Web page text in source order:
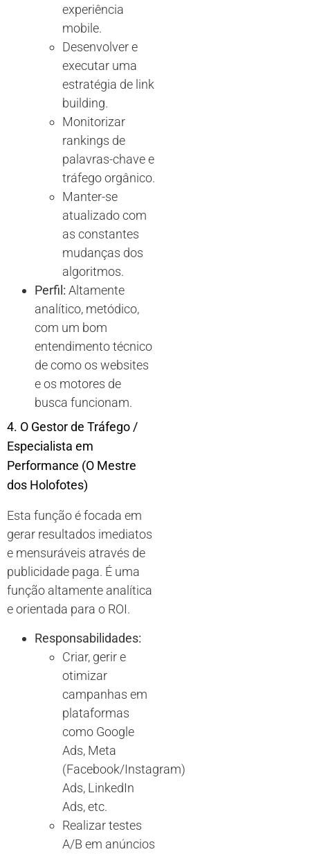
experiência
mobile.
Desenvolver e
executar uma
estratégia de link
building.
Monitorizar
rankings de
palavras-chave e
tráfego orgânico.
Manter-se
atualizado com
as constantes
mudanças dos
algoritmos.
Perfil: Altamente
analítico, metódico,
com um bom
entendimento técnico
de como os websites
e os motores de
busca funcionam.
4. O Gestor de Tráfego /
Especialista em
Performance (O Mestre
dos Holofotes)
Esta função é focada em
gerar resultados imediatos
e mensuráveis através de
publicidade paga. É uma
função altamente analítica
e orientada para o ROI.
Responsabilidades:
Criar, gerir e
otimizar
campanhas em
plataformas
como Google
Ads, Meta
(Facebook/Instagram)
Ads, LinkedIn
Ads, etc.
Realizar testes
A/B em anúncios